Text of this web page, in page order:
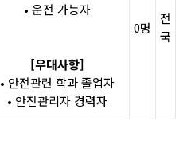
• 운전 가능자
[우대사항]
• 안전관련 학과 졸업자
• 안전관리자 경력자
0명
전
국